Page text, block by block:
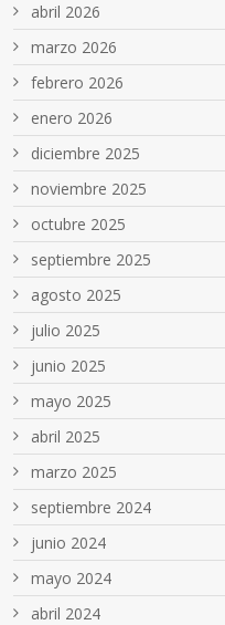
abril 2026
marzo 2026
febrero 2026
enero 2026
diciembre 2025
noviembre 2025
octubre 2025
septiembre 2025
agosto 2025
julio 2025
junio 2025
mayo 2025
abril 2025
marzo 2025
septiembre 2024
junio 2024
mayo 2024
abril 2024